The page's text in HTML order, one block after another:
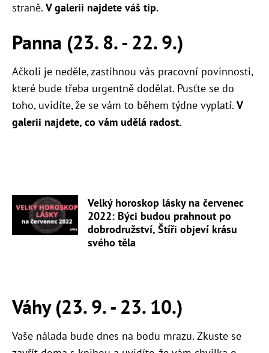
straně. V galerii najdete váš tip.
Panna (23. 8. - 22. 9.)
Ačkoli je neděle, zastihnou vás pracovní povinnosti,
které bude třeba urgentně dodělat. Pusťte se do
toho, uvidíte, že se vám to během týdne vyplatí. V
galerii najdete, co vám udělá radost.
Velký horoskop lásky na červenec
2022: Býci budou prahnout po
dobrodružství, Štíři objeví krásu
svého těla
Váhy (23. 9. - 23. 10.)
Vaše nálada bude dnes na bodu mrazu. Zkuste se